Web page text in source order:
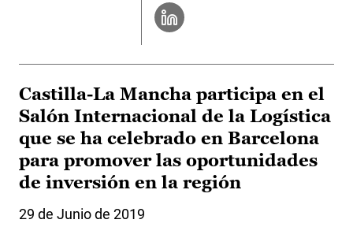
Castilla-La Mancha participa en el
Salón Internacional de la Logística
que se ha celebrado en Barcelona
para promover las oportunidades
de inversión en la región
29 de Junio de 2019